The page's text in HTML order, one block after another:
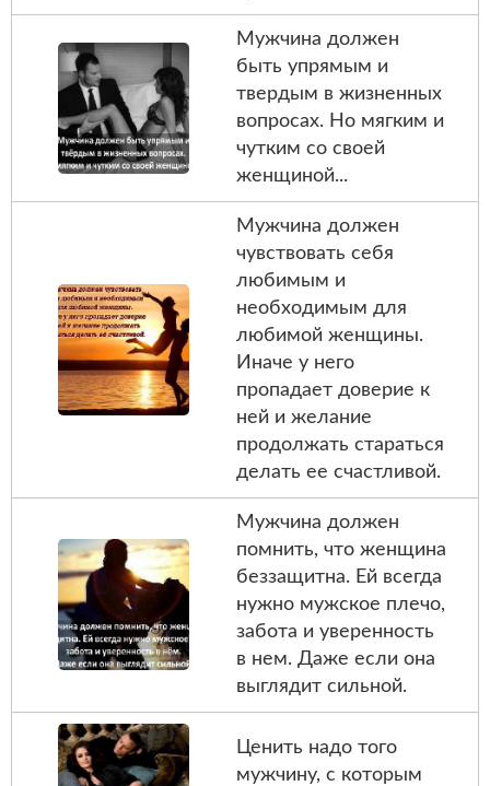
Мужчина должен
быть упрямым и
твердым в жизненных
вопросах. Но мягким и
чутким со своей
женщиной...
Мужчина должен
чувствовать себя
любимым и
необходимым для
любимой женщины.
Иначе у него
пропадает доверие к
ней и желание
продолжать стараться
делать ее счастливой.
Мужчина должен
помнить, что женщина
беззащитна. Ей всегда
нужно мужское плечо,
забота и уверенность
в нем. Даже если она
выглядит сильной.
Ценить надо того
мужчину, с которым